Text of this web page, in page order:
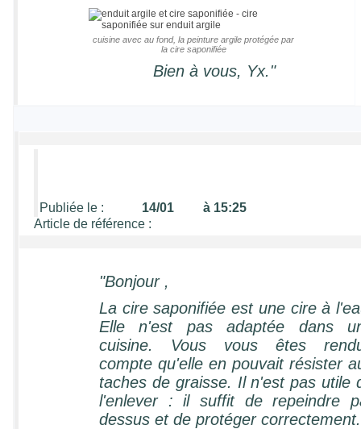
cuisine avec au fond, la peinture argile protégée par
la cire saponifiée
Bien à vous, Yx."
Publiée le :
14/01 à 15:25
Article de référence :
"Bonjour ,
La cire saponifiée est une cire à
Elle n'est pas adaptée dans
cuisine. Vous vous êtes
compte qu'elle en pouvait résister
taches de graisse. Il n'est pas utile
l'enlever : il suffit de repeindre
dessus et de protéger correctement.